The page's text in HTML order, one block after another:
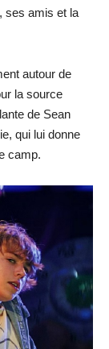
ses amis et la
autour de
la source
de Sean
qui lui donne
camp.